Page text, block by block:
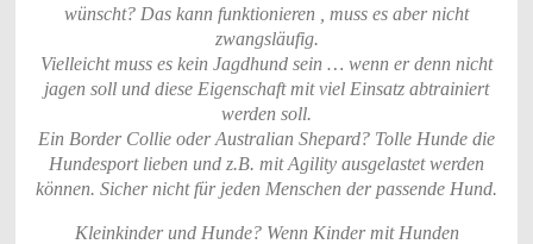
wünscht? Das kann funktionieren , muss es aber nicht
zwangsläufig.
Vielleicht muss es kein Jagdhund sein … wenn er denn nicht
jagen soll und diese Eigenschaft mit viel Einsatz abtrainiert
werden soll.
Ein Border Collie oder Australian Shepard? Tolle Hunde die
Hundesport lieben und z.B. mit Agility ausgelastet werden
können. Sicher nicht für jeden Menschen der passende Hund.
Kleinkinder und Hunde? Wenn Kinder mit Hunden